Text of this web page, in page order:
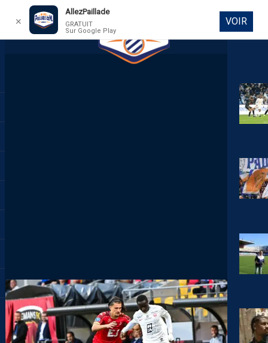
DIRECT
✕
AllezPaillade
GRATUIT
Sur Google Play
VOIR